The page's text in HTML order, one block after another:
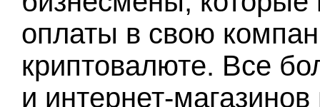
оплаты в свою
криптовалюте. Все
и интернет-